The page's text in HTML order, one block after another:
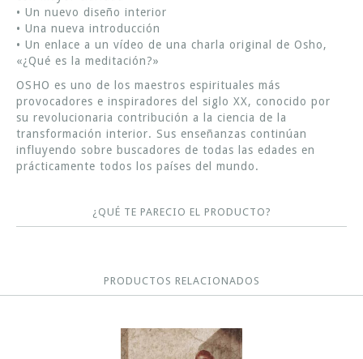
• Un nuevo diseño interior
• Una nueva introducción
• Un enlace a un vídeo de una charla original de Osho,
«¿Qué es la meditación?»
OSHO es uno de los maestros espirituales más
provocadores e inspiradores del siglo XX, conocido por
su revolucionaria contribución a la ciencia de la
transformación interior. Sus enseñanzas continúan
influyendo sobre buscadores de todas las edades en
prácticamente todos los países del mundo.
¿QUÉ TE PARECIO EL PRODUCTO?
PRODUCTOS RELACIONADOS